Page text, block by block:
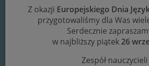
Z okazji Europejskiego Dnia
przygotowaliśmy dla Was
Serdecznie
w najbliższy piątek26
Zespół